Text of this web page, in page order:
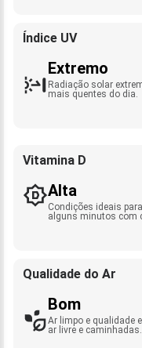
Índice UV
Extremo
Radiação solar
mais quentes do dia.
Vitamina D
Alta
Condições ideais
alguns minutos com
Qualidade do Ar
Bom
Ar limpo e qualidade
ar livre e caminhadas.